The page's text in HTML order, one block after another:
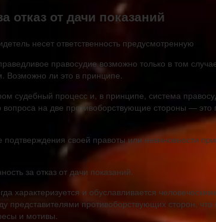
отказ от дачи показаний
правосудие возможно только в том
Возможно ли это в принципе.
судебный процесс и, в принципе, система
вопроса на две противоборствующие стороны —
подтверждения своей правоты или невиновности
за отказ от дачи показаний.
характеризуется и обуславливается
представителями противоборствующих сторон,
и мотивы.